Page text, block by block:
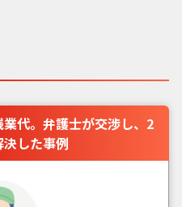
代。弁護士が交渉し、2
した事例